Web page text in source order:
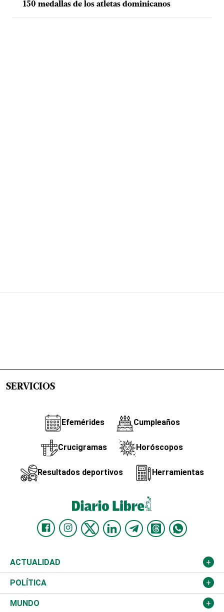
150 medallas de los atletas dominicanos
SERVICIOS
Efemérides Cumpleaños
Crucigramas Horóscopos
Resultados deportivos Herramientas
ACTUALIDAD
Nacional
Ciudad
POLÍTICA
Partidos
MUNDO